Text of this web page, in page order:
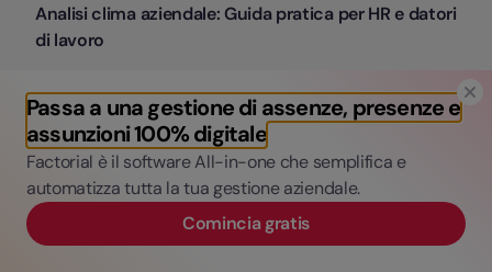
Passa a una gestione di assenze, presenze e
assunzioni 100% digitale
Factorial è il software All-in-one che semplifica e
automatizza tutta la tua gestione aziendale.
Comincia gratis
Analisi clima aziendale: Guida pratica per HR e datori
di lavoro
29 Luglio, 2026